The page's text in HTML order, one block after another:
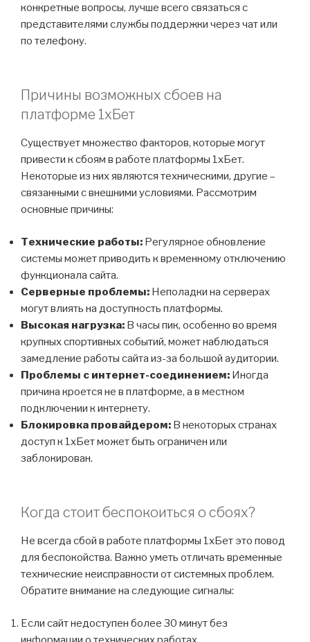
конкретные вопросы, лучше всего связаться с
представителями службы поддержки через чат или
по телефону.
Причины возможных сбоев на
платформе 1хБет
Существует множество факторов, которые могут
привести к сбоям в работе платформы 1хБет.
Некоторые из них являются техническими, другие –
связанными с внешними условиями. Рассмотрим
основные причины:
Технические работы: Регулярное обновление
системы может приводить к временному отключению
функционала сайта.
Серверные проблемы: Неполадки на серверах
могут влиять на доступность платформы.
Высокая нагрузка: В часы пик, особенно во время
крупных спортивных событий, может наблюдаться
замедление работы сайта из-за большой аудитории.
Проблемы с интернет-соединением: Иногда
причина кроется не в платформе, а в местном
подключении к интернету.
Блокировка провайдером: В некоторых странах
доступ к 1хБет может быть ограничен или
заблокирован.
Когда стоит беспокоиться о сбоях?
Не всегда сбой в работе платформы 1хБет это повод
для беспокойства. Важно уметь отличать временные
технические неисправности от системных проблем.
Обратите внимание на следующие сигналы:
Если сайт недоступен более 30 минут без